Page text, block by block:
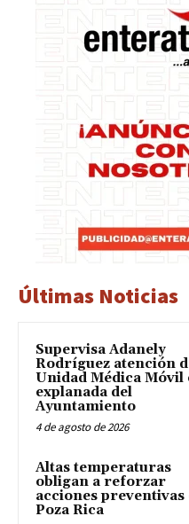
Últimas Noticias
Supervisa Adanely
Rodríguez atención
Unidad Médica Móvil
explanada del
Ayuntamiento
4 de agosto de 2026
Altas temperaturas
obligan a reforzar
acciones preventivas
Poza Rica